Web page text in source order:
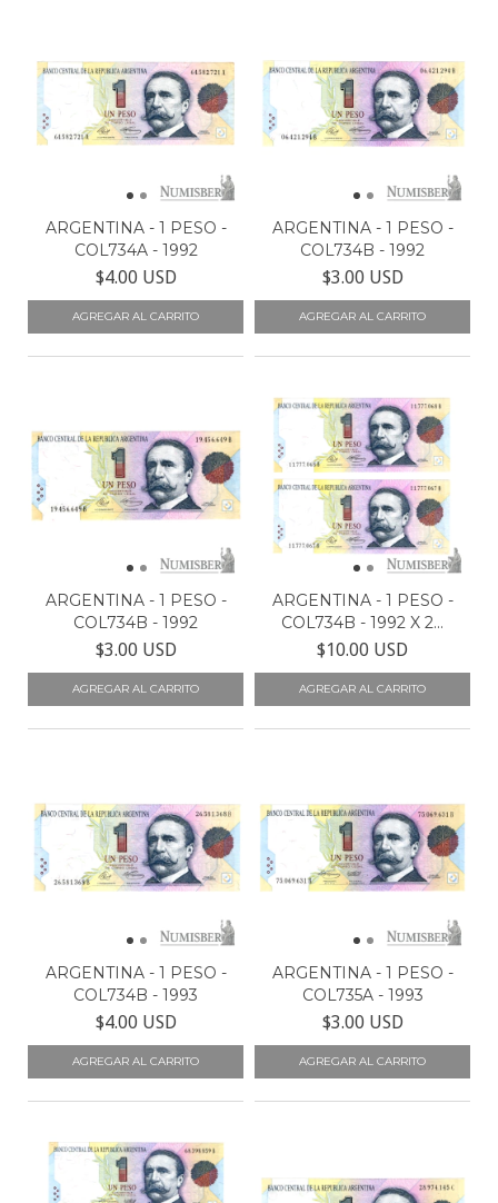
ARGENTINA - 1 PESO -
COL734A - 1992
$4.00 USD
ARGENTINA - 1 PESO -
COL734B - 1992
$3.00 USD
ARGENTINA - 1 PESO -
COL734B - 1992
$3.00 USD
ARGENTINA - 1 PESO -
COL734B - 1992 X 2...
$10.00 USD
ARGENTINA - 1 PESO -
COL734B - 1993
$4.00 USD
ARGENTINA - 1 PESO -
COL735A - 1993
$3.00 USD